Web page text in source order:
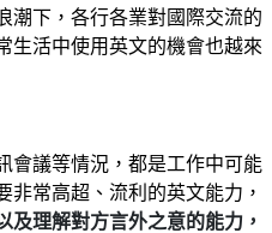
潮下，各行各業對國際交流的
生活中使用英文的機會也越來
會議等情況，都是工作中可能
非常高超、流利的英文能力，
及理解對方言外之意的能力，